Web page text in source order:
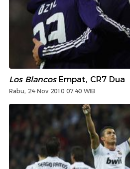
Los BlancosEmpat, CR7 Dua
Rabu, 24 Nov 2010 07:40 WIB